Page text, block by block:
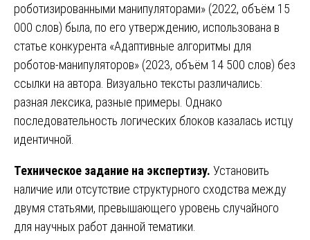
роботизированными манипуляторами» (2022, объём 15
000 слов) была, по его утверждению, использована в
статье конкурента «Адаптивные алгоритмы для
роботов-манипуляторов» (2023, объём 14 500 слов) без
ссылки на автора. Визуально тексты различались:
разная лексика, разные примеры. Однако
последовательность логических блоков казалась истцу
идентичной.
Техническое задание на экспертизу. Установить
наличие или отсутствие структурного сходства между
двумя статьями, превышающего уровень случайного
для научных работ данной тематики.